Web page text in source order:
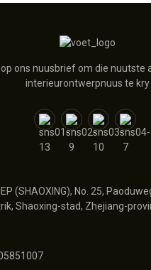
op ons nuusbrief om die nuutste
interieurontwerpnuus te kry
(SHAOXING), No. 25,
Shaoxing-stad, Zhejiang-